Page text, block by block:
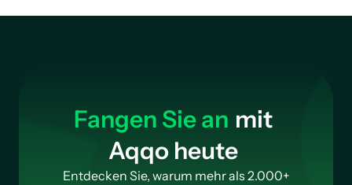
Fangen Sie an mit
Aqqo heute
Entdecken Sie, warum mehr als 2.000+